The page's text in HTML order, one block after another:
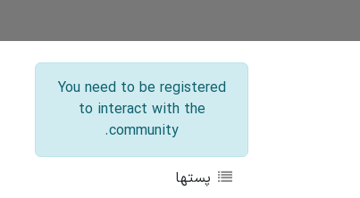
You need to be registered
to interact with the
community.
پستها